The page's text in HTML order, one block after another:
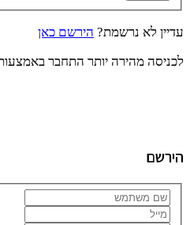
עדיין לא נרשמת? הירשם כאן
לכניסה מהירה יותר התחבר
הירשם